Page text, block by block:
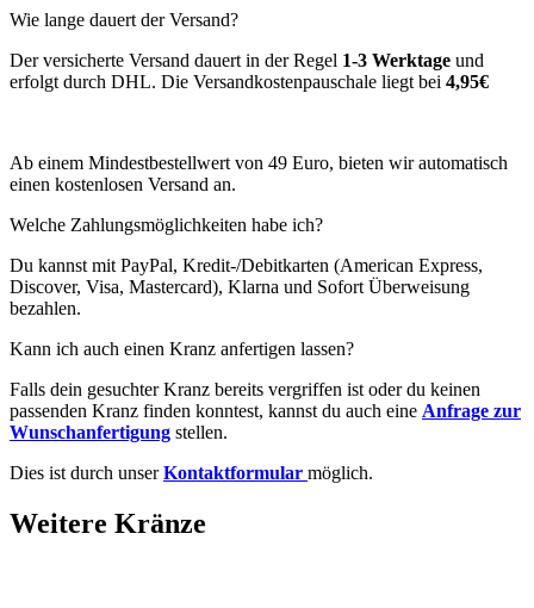
Wie lange dauert der Versand?
Der versicherte Versand dauert in der Regel 1-3 Werktage und
erfolgt durch DHL. Die Versandkostenpauschale liegt bei 4,95€
Ab einem Mindestbestellwert von 49 Euro, bieten wir automatisch
einen kostenlosen Versand an.
Welche Zahlungsmöglichkeiten habe ich?
Du kannst mit PayPal, Kredit-/Debitkarten (American Express,
Discover, Visa, Mastercard), Klarna und Sofort Überweisung
bezahlen.
Kann ich auch einen Kranz anfertigen lassen?
Falls dein gesuchter Kranz bereits vergriffen ist oder du keinen
passenden Kranz finden konntest, kannst du auch eine Anfrage zur
Wunschanfertigung stellen.
Dies ist durch unserKontaktformular möglich.
Weitere Kränze